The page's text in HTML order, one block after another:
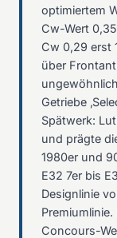
optimiertem
Cw-Wert
Cw 0,29 erst
über
Getriebe
Spätwerk:
und prägte
1980er und
E32 7er bis
Designlinie
Premiumlinie.
Concours-